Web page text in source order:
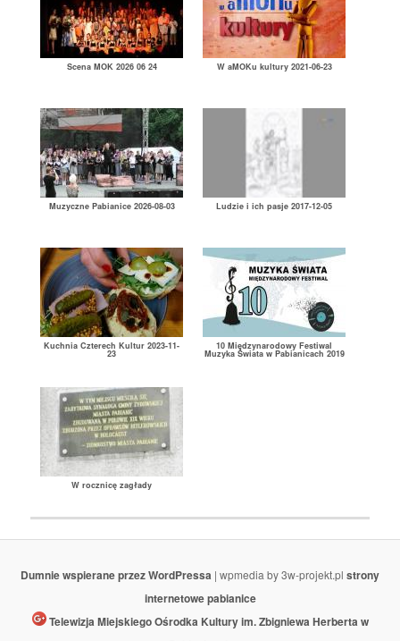
Scena MOK 2026 06 24 W aMOKu kultury 2021-06-23
Muzyczne Pabianice 2026-08-03 Ludzie i ich pasje 2017-12-05
Kuchnia Czterech Kultur 2023-11-
23
10 Międzynarodowy Festiwal
Muzyka Świata w Pabianicach 2019
W rocznicę zagłady
Dumnie wspierane przez WordPressa | wpmedia by 3w-projekt.pl strony
internetowe pabianice
Telewizja Miejskiego Ośrodka Kultury im. Zbigniewa Herberta w